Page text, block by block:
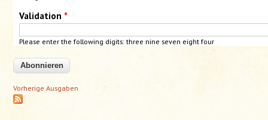
Validation *
Please enter the following digits: three nine seven eight four
Vorherige Ausgaben